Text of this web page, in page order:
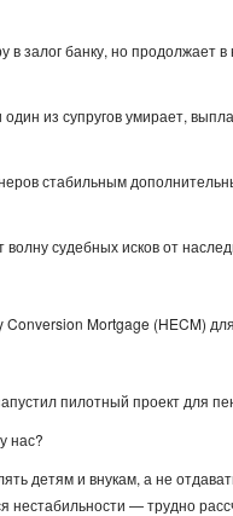
в залог банку, но продолжает
из супругов умирает,
стабильным
судебных исков от
Mortgage (HECM)
пилотный проект для
нас?
детям и внукам, а не
нестабильности — трудно